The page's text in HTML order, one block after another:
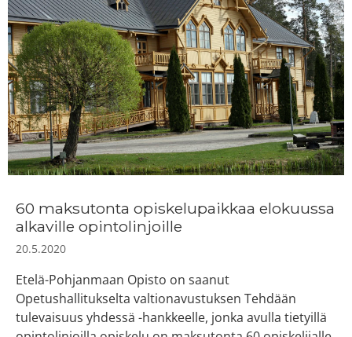
60 maksutonta opiskelupaikkaa elokuussa
alkaville opintolinjoille
20.5.2020
Etelä-Pohjanmaan Opisto on saanut
Opetushallitukselta valtionavustuksen Tehdään
tulevaisuus yhdessä -hankkeelle, jonka avulla tietyillä